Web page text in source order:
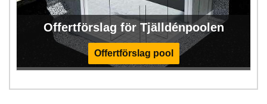
Offertförslag för Tjälldénpoolen
Offertförslag pool